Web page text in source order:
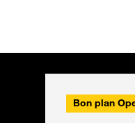
Bon plan